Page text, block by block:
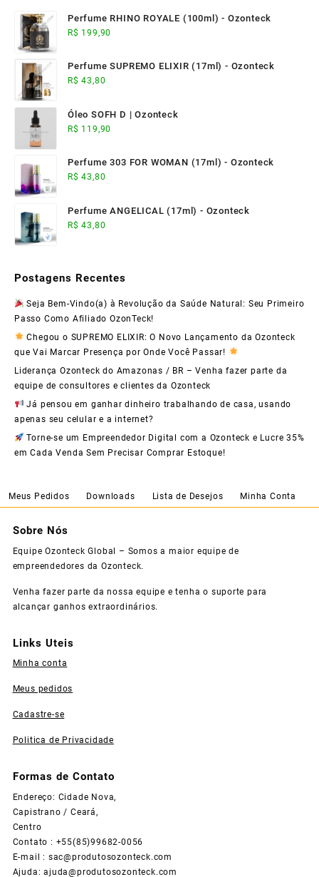
Perfume RHINO ROYALE (100ml) - Ozonteck
R$ 199,90
Perfume SUPREMO ELIXIR (17ml) - Ozonteck
R$ 43,80
Óleo SOFH D | Ozonteck
R$ 119,90
Perfume 303 FOR WOMAN (17ml) - Ozonteck
R$ 43,80
Perfume ANGELICAL (17ml) - Ozonteck
R$ 43,80
Postagens Recentes
Seja Bem-Vindo(a) à Revolução da Saúde Natural: Seu Primeiro
Passo Como Afiliado OzonTeck!
Chegou o SUPREMO ELIXIR: O Novo Lançamento da Ozonteck
que Vai Marcar Presença por Onde Você Passar!
Liderança Ozonteck do Amazonas / BR – Venha fazer parte da
equipe de consultores e clientes da Ozonteck
Já pensou em ganhar dinheiro trabalhando de casa, usando
apenas seu celular e a internet?
Torne-se um Empreendedor Digital com a Ozonteck e Lucre 35%
em Cada Venda Sem Precisar Comprar Estoque!
Meus Pedidos Downloads Lista de Desejos Minha Conta
Sobre Nós
Equipe Ozonteck Global – Somos a maior equipe de
empreendedores da Ozonteck.
Venha fazer parte da nossa equipe e tenha o suporte para
alcançar ganhos extraordinários.
Links Uteis
Minha conta
Meus pedidos
Cadastre-se
Politica de Privacidade
Formas de Contato
Endereço: Cidade Nova,
Capistrano / Ceará,
Centro
Contato : +55(85)99682-0056
E-mail : sac@produtosozonteck.com
Ajuda:ajuda@produtosozonteck.com